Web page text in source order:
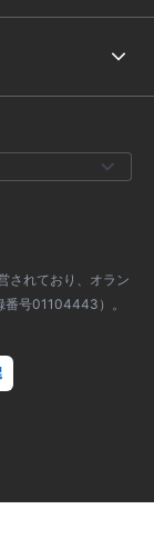
されており、オラン
番号01104443）。